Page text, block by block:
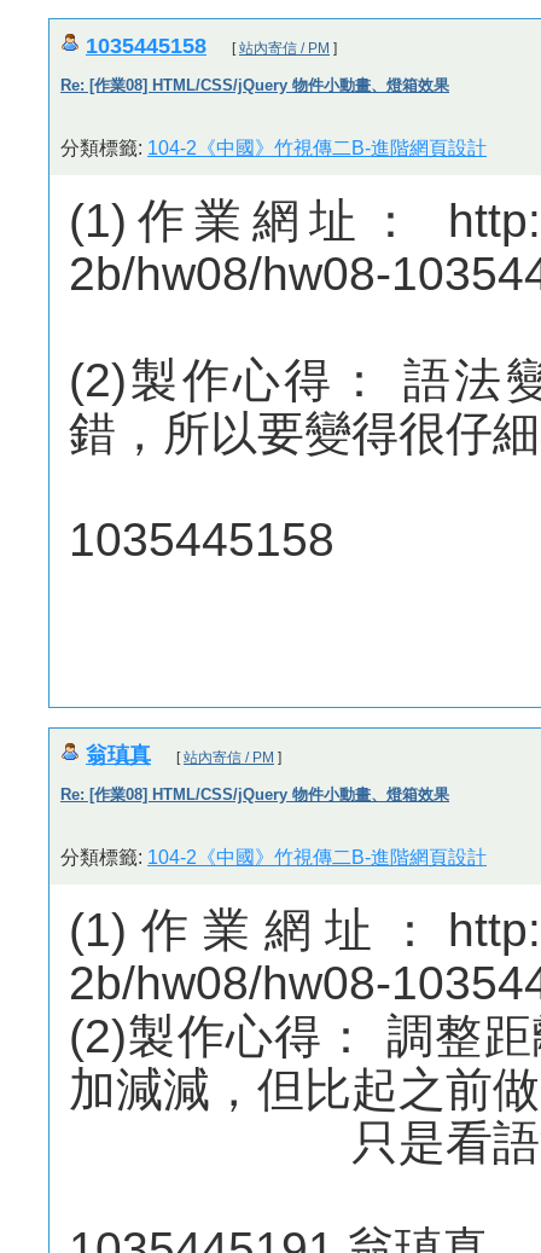
1035445158 [站內寄信 / PM ]
Re: [作業08] HTML/CSS/jQuery 物件小動畫、燈箱效果
分類標籤: 104-2《中國》竹視傳二B-進階網頁設計
(1)作業網址：
2b/hw08/hw08-
(2)製作心得： 語法
錯，所以要變得很仔
1035445158
翁瑱真 [站內寄信 / PM ]
Re: [作業08] HTML/CSS/jQuery 物件小動畫、燈箱效果
分類標籤: 104-2《中國》竹視傳二B-進階網頁設計
(1)作業網址：
2b/hw08/hw08-
(2)製作心得： 調整
加減減，但比起之前
只是看語法